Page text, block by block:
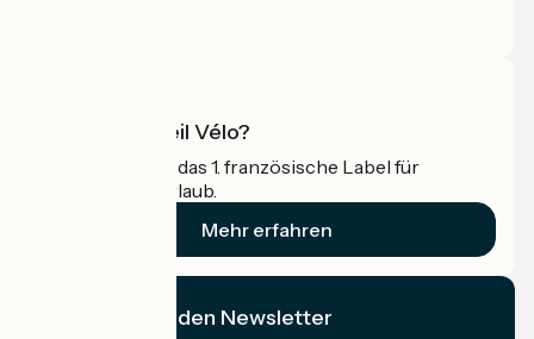
Was ist Accueil Vélo?
Accueil Vélo ist das 1. französische Label für
Radfahrer im Urlaub.
Mehr erfahren
Ich abonniere den Newsletter